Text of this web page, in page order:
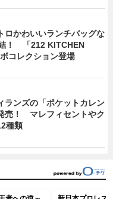
ロかわいいランチバッグな
！ 「212 KITCHEN
コレクション登場
ランズの「ポケットカレン
売！ マレフィセントやク
種類